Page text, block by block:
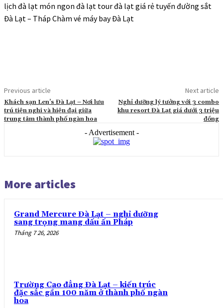
lịch đà lạt món ngon đà lạt tour đà lạt giá rẻ tuyến đường sắt
Đà Lạt – Tháp Chàm vé máy bay Đà Lạt
Previous article
Khách sạn Len’s Đà Lạt – Nơi lưu
trú tiện nghi và hiện đại giữa
trung tâm thành phố ngàn hoa
Next article
Nghỉ dưỡng lý tưởng với 3 combo
khu resort Đà Lạt giá dưới 3 triệu
đồng
- Advertisement -
More articles
Grand Mercure Đà Lạt – nghỉ dưỡng
sang trọng mang dấu ấn Pháp
Tháng 7 26, 2026
Trường Cao đẳng Đà Lạt – kiến trúc
đặc sắc gần 100 năm ở thành phố ngàn
hoa